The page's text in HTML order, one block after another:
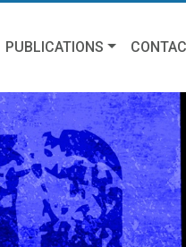
PUBLICATIONS